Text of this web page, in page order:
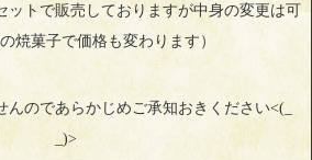
ットで販売しておりますが中身の変更は可
焼菓子で価格も変わります）
のであらかじめご承知おきください<(_
_)>